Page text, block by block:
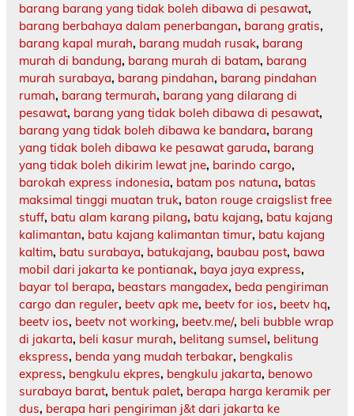
barang barang yang tidak boleh dibawa di pesawat,
barang berbahaya dalam penerbangan, barang gratis,
barang kapal murah, barang mudah rusak, barang
murah di bandung, barang murah di batam, barang
murah surabaya, barang pindahan, barang pindahan
rumah, barang termurah, barang yang dilarang di
pesawat, barang yang tidak boleh dibawa di pesawat,
barang yang tidak boleh dibawa ke bandara, barang
yang tidak boleh dibawa ke pesawat garuda, barang
yang tidak boleh dikirim lewat jne, barindo cargo,
barokah express indonesia, batam pos natuna, batas
maksimal tinggi muatan truk, baton rouge craigslist free
stuff, batu alam karang pilang, batu kajang, batu kajang
kalimantan, batu kajang kalimantan timur, batu kajang
kaltim, batu surabaya, batukajang, baubau post, bawa
mobil dari jakarta ke pontianak, baya jaya express,
bayar tol berapa, beastars mangadex, beda pengiriman
cargo dan reguler, beetv apk me, beetv for ios, beetv hq,
beetv ios, beetv not working, beetv.me/, beli bubble wrap
di jakarta, beli kasur murah, belitang sumsel, belitung
ekspress, benda yang mudah terbakar, bengkalis
express, bengkulu ekpres, bengkulu jakarta, benowo
surabaya barat, bentuk palet, berapa harga keramik per
dus, berapa hari pengiriman j&t dari jakarta ke